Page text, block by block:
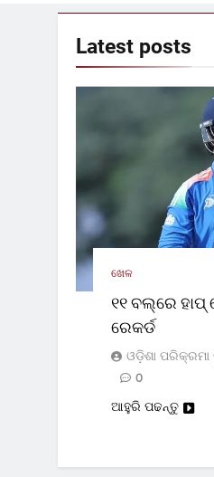
Latest posts
ଖେଳ
୧୧ ବଲ୍‌ରେ ହାପ୍
ରେକର୍ଡ
ଓଡ଼ିଶା
0
ଆହୁରି ପଢନ୍ତୁ